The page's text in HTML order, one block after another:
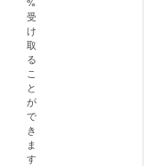
受
け
取
る
こ
と
が
で
き
ま
す